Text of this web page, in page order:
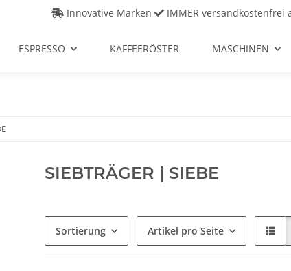
Innovative Marken IMMER versandkostenfrei
ESPRESSO KAFFEERÖSTER MASCHINEN
SIEBTRÄGER | SIEBE
Sortierung Artikel pro Seite